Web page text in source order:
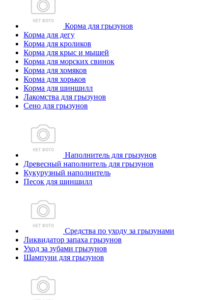
Корма для грызунов
Корма для дегу
Корма для кроликов
Корма для крыс и мышей
Корма для морских свинок
Корма для хомяков
Корма для хорьков
Корма для шиншилл
Лакомства для грызунов
Сено для грызунов
Наполнитель для грызунов
Древесный наполнитель для грызунов
Кукурузный наполнитель
Песок для шиншилл
Средства по уходу за грызунами
Ликвидатор запаха грызунов
Уход за зубами грызунов
Шампуни для грызунов